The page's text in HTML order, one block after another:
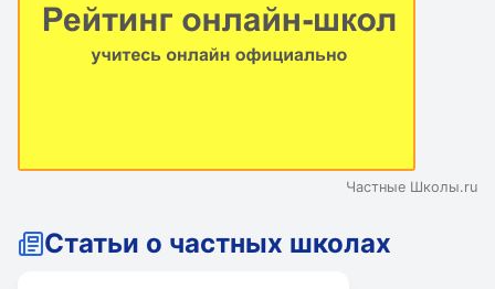
Частные Школы.ru
Статьи о частных школах